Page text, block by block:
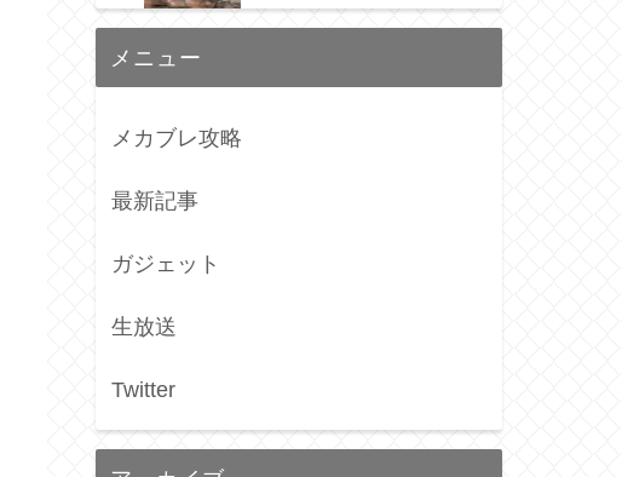
メニュー
メカブレ攻略
最新記事
ガジェット
生放送
Twitter